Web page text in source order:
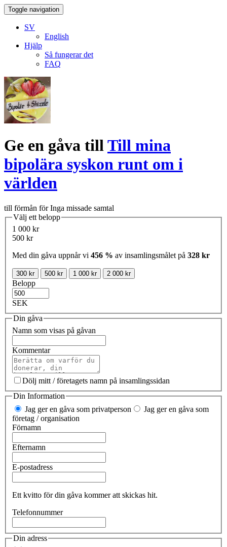
Toggle navigation
SV
English
Hjälp
Så fungerar det
FAQ
Ge en gåva tillTill mina
bipolära syskon runt om i
världen
till förmån för Inga missade samtal
Välj ett belopp
1 000 kr
500 kr
Med din gåva uppnår vi 456 % av insamlingsmålet på 328 kr
300 kr 500 kr 1 000 kr 2 000 kr
Belopp
SEK
Din gåva
Namn som visas på gåvan
Kommentar
Dölj mitt / företagets namn på insamlingssidan
Din Information
Jag ger en gåva som privatperson
Jag ger en gåva som
företag / organisation
Förnamn
Efternamn
E-postadress
Ett kvitto för din gåva kommer att skickas hit.
Telefonnummer
Din adress